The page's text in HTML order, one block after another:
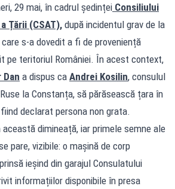
29 mai, în cadrul ședinței Consiliului
Țării (CSAT), după incidentul grav de la
care s-a dovedit a fi de proveniență
pe teritoriul României. În acest context,
Dan a dispus ca Andrei Kosilin, consulul
la Constanța, să părăsească țara în
declarat persona non grata.
dimineață, iar primele semne ale
pare, vizibile: o mașină de corp
ieșind din garajul Consulatului
informațiilor disponibile în presa